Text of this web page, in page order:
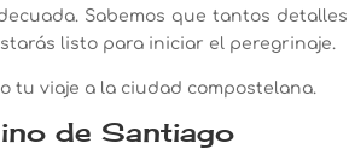
Sabemos que tantos detalles
listo para iniciar el peregrinaje.
tu viaje a la ciudad compostelana.
de Santiago